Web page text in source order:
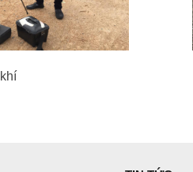
khí Lấy